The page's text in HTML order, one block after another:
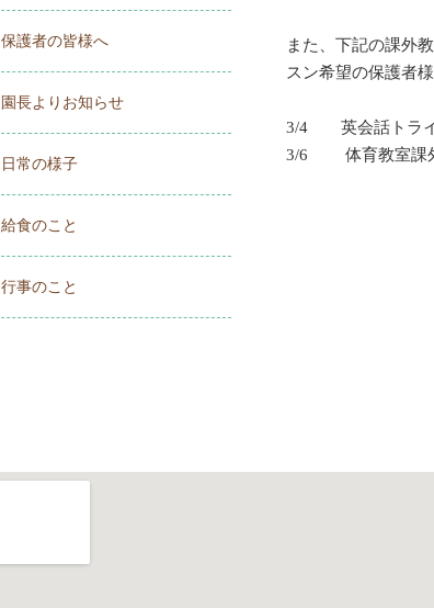
保護者の皆様へ
園長よりお知らせ
日常の様子
給食のこと
行事のこと
また、下記の課外
スン希望の保護者
3/4 英会話トライ
3/6 体育教室課